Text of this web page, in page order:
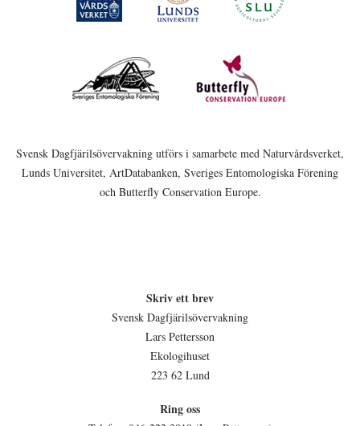
Svensk Dagfjärilsövervakning utförs i samarbete med Naturvårdsverket,
Lunds Universitet, ArtDatabanken, Sveriges Entomologiska Förening
och Butterfly Conservation Europe.
Skriv ett brev
Svensk Dagfjärilsövervakning
Lars Pettersson
Ekologihuset
223 62 Lund
Ring oss